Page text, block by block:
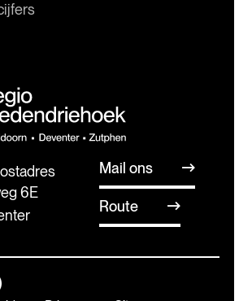
6E
Mail ons
Route